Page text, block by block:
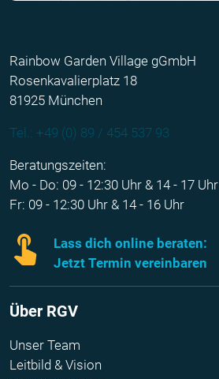
Rainbow Garden Village gGmbH
Rosenkavalierplatz 18
81925 München
Tel.: +49 (0) 89 / 454 537 93
Beratungszeiten:
Mo - Do: 09 - 12:30 Uhr & 14 - 17 Uhr
Fr: 09 - 12:30 Uhr & 14 - 16 Uhr
Lass dich online beraten:
Jetzt Termin vereinbaren
Über RGV
Unser Team
Leitbild & Vision